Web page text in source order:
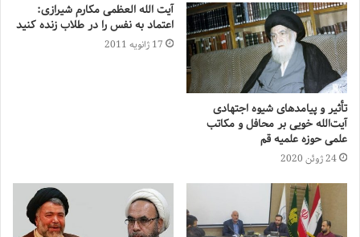
تأثیر و پیامدهای شیوه اجتهادی
آیت‌الله خویى بر محافل و مکاتب
علمى حوزه علمیه قم
24 ژوئن 2020
آیت الله العظمی مکارم شیرازی:
اعتماد به نفس را در طلاب زنده کنید
17 ژانویه 2011